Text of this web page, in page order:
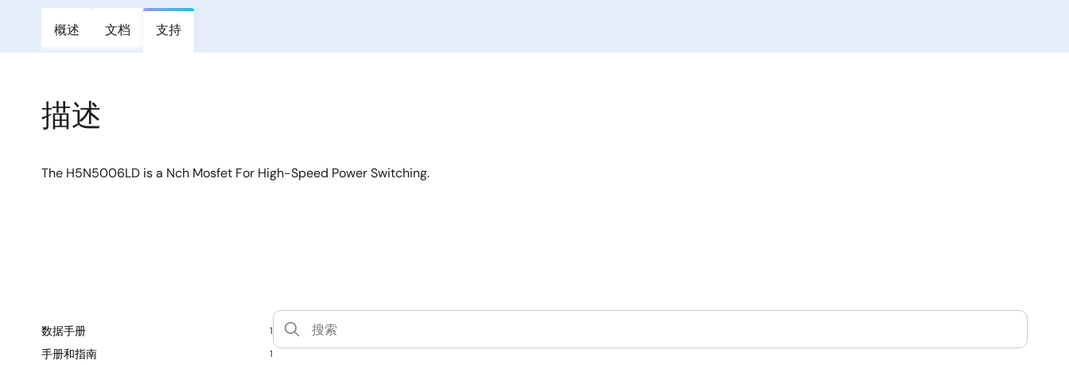
概述 文档 支持
描述
The H5N5006LD is a Nch Mosfet For High-Speed Power Switching.
数据手册 1
手册和指南 1